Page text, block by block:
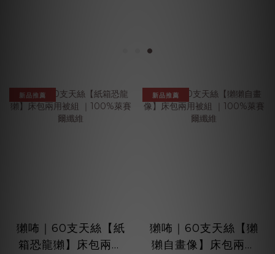
新品推薦
獺咘｜60支天絲【紙
箱恐龍獺】床包兩用
新品推薦
獺咘｜60支天絲【獺
獺自畫像】床包兩用